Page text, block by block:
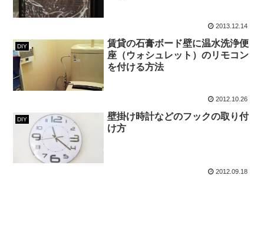
2013.12.14
DIY
賃貸の石膏ボード壁に温水洗浄便
座（ウォシュレット）のリモコン
を付ける方法
2012.10.26
DIY
壁掛け時計などのフックの取り付
け方
2012.09.18